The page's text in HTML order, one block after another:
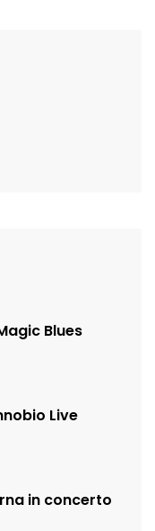
Blues
Live
in concerto